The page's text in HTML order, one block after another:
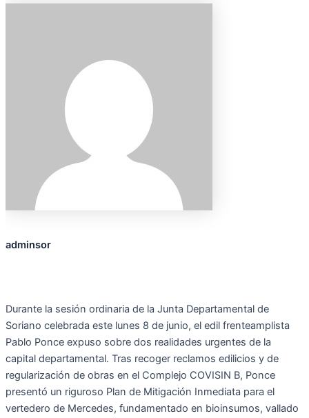
adminsor
Durante la sesión ordinaria de la Junta Departamental de
Soriano celebrada este lunes 8 de junio, el edil frenteamplista
Pablo Ponce expuso sobre dos realidades urgentes de la
capital departamental. Tras recoger reclamos edilicios y de
regularización de obras en el Complejo COVISIN B, Ponce
presentó un riguroso Plan de Mitigación Inmediata para el
vertedero de Mercedes, fundamentado en bioinsumos, vallado